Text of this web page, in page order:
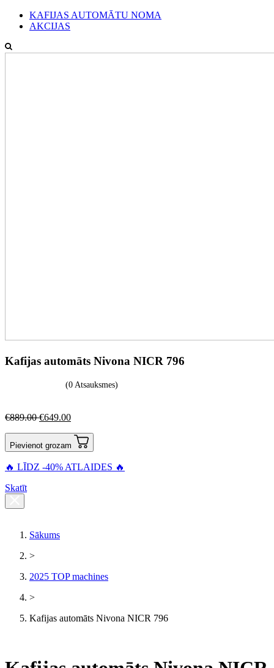
KAFIJAS AUTOMĀTU NOMA
AKCIJAS
Kafijas automāts Nivona NICR 796
(0 Atsauksmes)
€889.00 €649.00
Pievienot grozam
🔥 LĪDZ -40% ATLAIDES 🔥
Skatīt
Sākums
>
2025 TOP machines
>
Kafijas automāts Nivona NICR 796